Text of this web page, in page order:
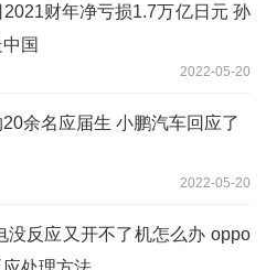
财年净亏损1.7万亿日元 孙
国
2022-05-20
余名应届生 小鹏汽车回应了
2022-05-20
没反应又开不了机怎么办 oppo